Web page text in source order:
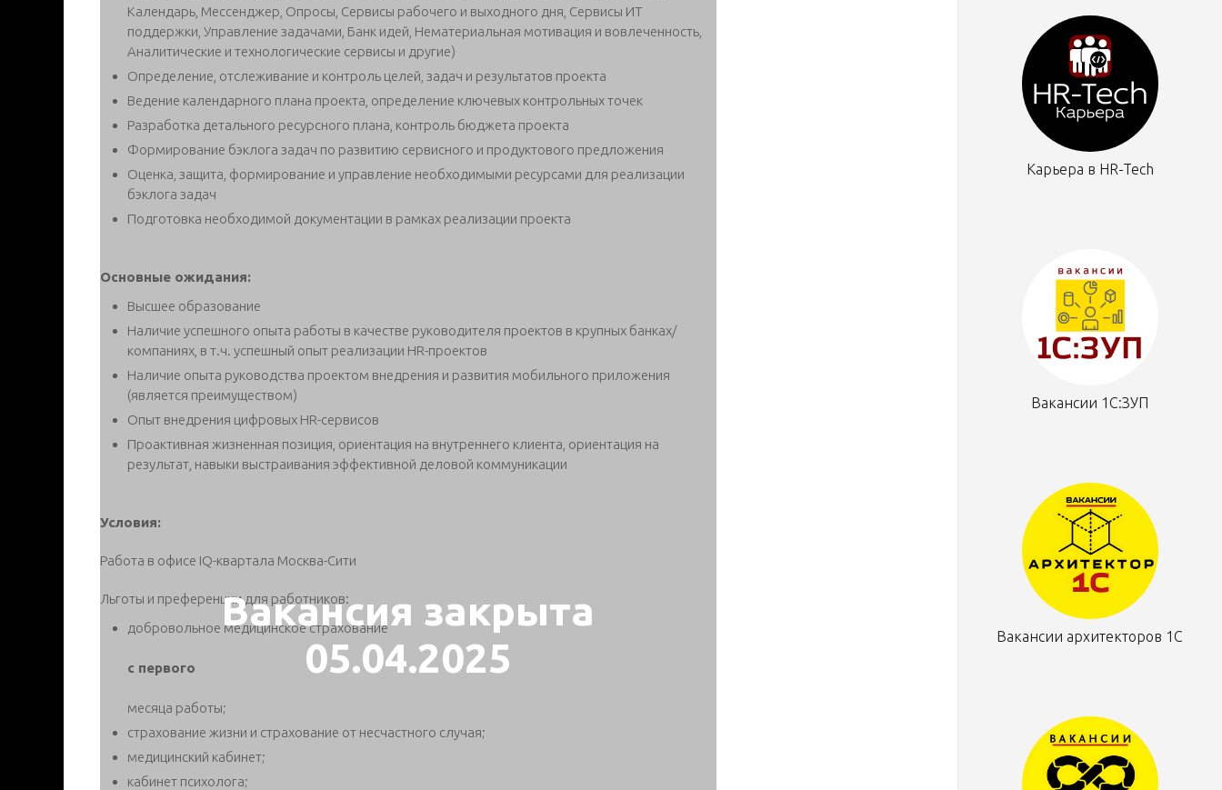
Вакансия закрыта
05.04.2025
Календарь, Мессенджер, Опросы, Сервисы рабочего и выходного дня, Сервисы ИТ
поддержки, Управление задачами, Банк идей, Нематериальная мотивация и вовлеченность,
Аналитические и технологические сервисы и другие)
Определение, отслеживание и контроль целей, задач и результатов проекта
Ведение календарного плана проекта, определение ключевых контрольных точек
Разработка детального ресурсного плана, контроль бюджета проекта
Формирование бэклога задач по развитию сервисного и продуктового предложения
Оценка, защита, формирование и управление необходимыми ресурсами для реализации
бэклога задач
Подготовка необходимой документации в рамках реализации проекта
Основные ожидания:
Высшее образование
Наличие успешного опыта работы в качестве руководителя проектов в крупных банках/
компаниях, в т.ч. успешный опыт реализации HR-проектов​​​​
Наличие опыта руководства проектом внедрения и развития мобильного приложения
(является преимуществом)
Опыт внедрения цифровых HR-сервисов
Проактивная жизненная позиция, ориентация на внутреннего клиента, ориентация на
результат, навыки выстраивания эффективной деловой коммуникации
Условия:
Работа в офисе IQ-квартала Москва-Сити
Льготы и преференции для работников:
добровольное медицинское страхование
с первого
месяца работы;
страхование жизни и страхование от несчастного случая;
медицинский кабинет;
кабинет психолога;
Карьера в HR-Tech
Вакансии 1С:ЗУП
Вакансии архитекторов 1С